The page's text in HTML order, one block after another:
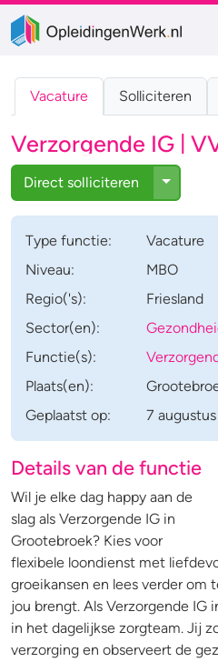
Vacature Solliciteren
Verzorgende IG |
Direct solliciteren Toggle
Type functie:
Vacature
Niveau:
MBO
Regio('s):
Friesland
Sector(en):
Functie(s):
Plaats(en):
Geplaatst op:
7
Details van de functie
Wil je elke dag happy aan de
slag als Verzorgende IG in
Grootebroek? Kies voor
flexibele loondienst met
groeikansen en lees verder om
jou brengt. Als Verzorgende IG
in het dagelijkse zorgteam. Jij
verzorging en observeert de